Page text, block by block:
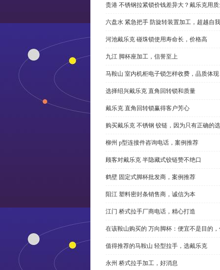
贵港 不锈钢拉紧锁价钱差异大？戴乐克用
六盘水 紧急把手 防旋转装置加工，超越自我
河池戴乐克 碰珠锁使用寿命长，价格高
九江 脚杯座加工，信誉至上
马鞍山 室内机柜电子锁怎样收费，品质体现
选择绍兴戴乐克 直角回转锁和质量
戴乐克 直角回转锁赢得客户芳心
购买戴乐克 不锈钢 铰链，因为只有正确的
柳州 p型连接件咨询电话，案例推荐
顾客对戴乐克 半隐藏式铰链赞不绝口
鹤壁 固定式脚杯批发商，案例推荐
阳江 塑料密封条销售商，诚信为本
江门 桥式拉手厂商电话，精心打造
在该鞍山购买的 万向脚杯：便宜不是目的
值得推荐的马鞍山 轻型拉手，选戴乐克
永州 桥式拉手加工，好消息